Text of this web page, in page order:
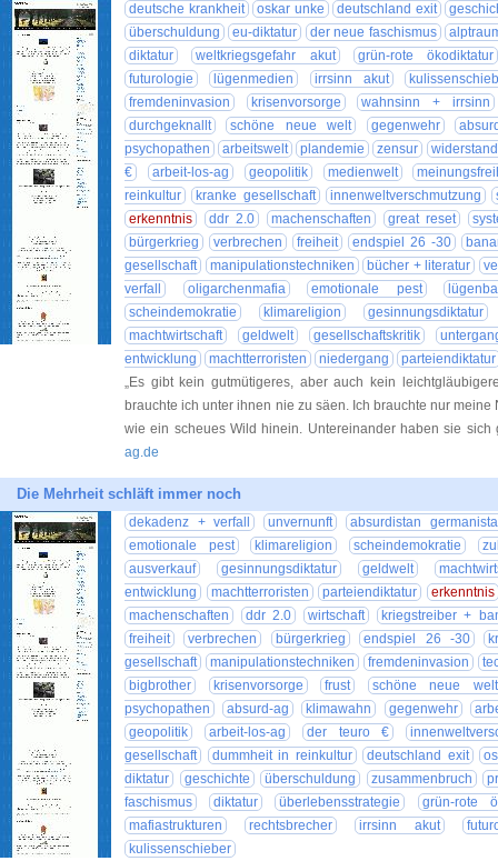
deutsche krankheit oskar unke deutschland exit
überschuldung
eu-diktatur der neue faschismus
diktatur
weltkriegsgefahr akut
grün-rote ökodiktatur
futurologie
lügenmedien irrsinn akut
fremdeninvasion
krisenvorsorge
wahnsinn + irrsinn
durchgeknallt
schöne neue welt gegenwehr
psychopathen
arbeitswelt plandemie zensur
€
arbeit-los-ag geopolitik medienwelt
reinkultur
kranke gesellschaft innenweltverschmutzung
erkenntnis
ddr 2.0 machenschaften great reset
bürgerkrieg
verbrechen freiheit endspiel 26 -30
gesellschaft
manipulationstechniken bücher + literatur
verfall
oligarchenmafia emotionale pest
scheindemokratie
klimareligion
gesinnungsdiktatur
machtwirtschaft
geldwelt gesellschaftskritik
entwicklung
machtterroristen niedergang
parteiendiktatur
„Es gibt kein gutmütigeres, aber auch kein
brauchte ich unter ihnen nie zu säen. Ich brauchte nur
wie ein scheues Wild hinein. Untereinander haben sie
ag.de
Die Mehrheit schläft immer noch
dekadenz + verfall unvernunft
absurdistan
emotionale pest
klimareligion scheindemokratie
ausverkauf
gesinnungsdiktatur geldwelt
entwicklung
machtterroristen parteiendiktatur
erkenntnis
machenschaften
ddr 2.0 wirtschaft
kriegstreiber +
freiheit
verbrechen bürgerkrieg endspiel 26 -30
gesellschaft
manipulationstechniken fremdeninvasion
bigbrother
krisenvorsorge frust
schöne neue welt
psychopathen
absurd-ag klimawahn gegenwehr
geopolitik
arbeit-los-ag der teuro €
gesellschaft
dummheit in reinkultur deutschland exit
diktatur
geschichte überschuldung zusammenbruch
faschismus
diktatur überlebensstrategie
grün-rote
mafiastrukturen
rechtsbrecher irrsinn akut
kulissenschieber